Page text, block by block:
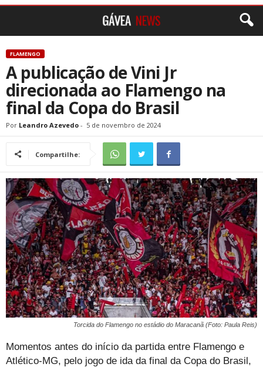
FLAMENGO
A publicação de Vini Jr
direcionada ao Flamengo na
final da Copa do Brasil
Por Leandro Azevedo - 5 de novembro de 2024
Compartilhe:
Torcida do Flamengo no estádio do Maracanã (Foto: Paula Reis)
Momentos antes do início da partida entre Flamengo e
Atlético-MG, pelo jogo de ida da final da Copa do Brasil,